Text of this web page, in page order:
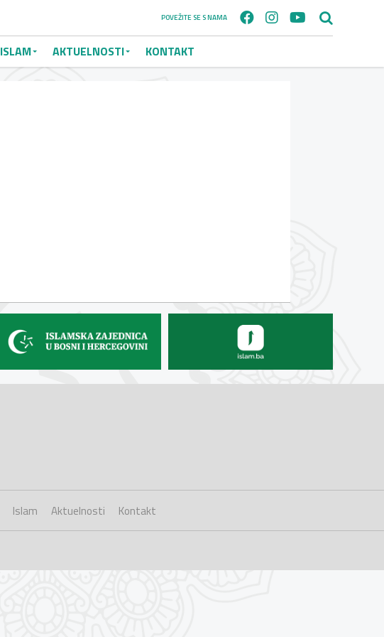
POVEŽITE SE S NAMA
ISLAM AKTUELNOSTI KONTAKT
Islam Aktuelnosti Kontakt